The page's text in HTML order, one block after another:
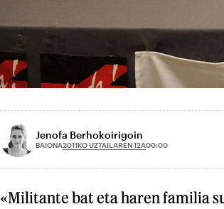
Jenofa Berhokoirigoin
BAIONA2011KO UZTAILAREN 12A00:00
«Militante bat eta haren familia